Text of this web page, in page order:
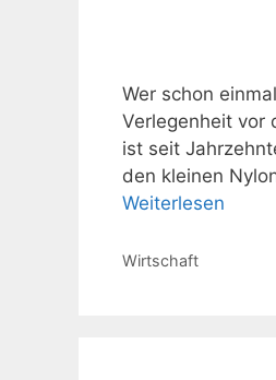
Wer schon
Verlegenheit vor
ist seit
den kleinen
Weiterlesen
Kategorien
Wirtschaft